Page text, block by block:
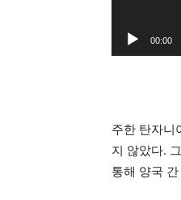
00:00
주한 탄자니
지 않았다.
통해 양국